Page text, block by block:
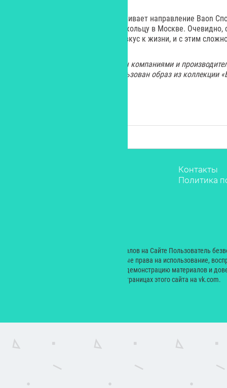
Сегодня компания активно развивает направление Baon
отметила забегом по Садовому кольцу в Москве. Очевидно,
хороший способ почувствовать вкус к жизни, и с этим
Все изображения предоставлены компаниями и
иллюстрации к материалу использован образ из коллекции
Контакты
Политика
© 2000 — 2024. При размещении материалов на Сайте Пользователь
Екатерина Николаевна неисключительные права на использование,
производных произведений, а также на демонстрацию материалов и
сайт yesmagazine.ru и на официальных страницах этого сайта на vk.com.